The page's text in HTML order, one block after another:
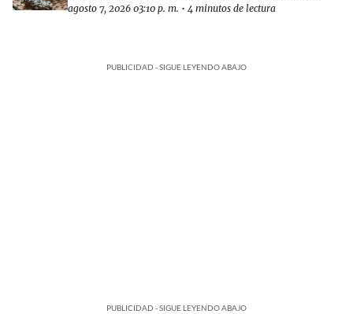
agosto 7, 2026 03:10 p. m. • 4 minutos de lectura
PUBLICIDAD - SIGUE LEYENDO ABAJO
PUBLICIDAD - SIGUE LEYENDO ABAJO